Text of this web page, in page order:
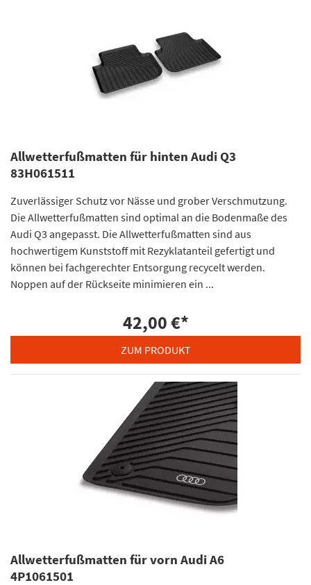
Allwetterfußmatten für hinten Audi Q3
83H061511
Zuverlässiger Schutz vor Nässe und grober Verschmutzung.
Die Allwetterfußmatten sind optimal an die Bodenmaße des
Audi Q3 angepasst. Die Allwetterfußmatten sind aus
hochwertigem Kunststoff mit Rezyklatanteil gefertigt und
können bei fachgerechter Entsorgung recycelt werden.
Noppen auf der Rückseite minimieren ein ...
42,00 €*
ZUM PRODUKT
Allwetterfußmatten für vorn Audi A6
4P1061501